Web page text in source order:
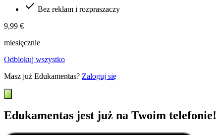
Bez reklam i rozpraszaczy
9,99 €
miesięcznie
Odblokuj wszystko
Masz już Edukamentas? Zaloguj się
Edukamentas jest już na Twoim telefonie!